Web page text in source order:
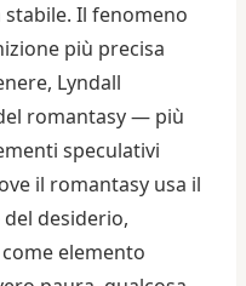
Il fenomeno
più precisa
Lyndall
romantasy — più
speculativi
il romantasy usa il
desiderio,
elemento